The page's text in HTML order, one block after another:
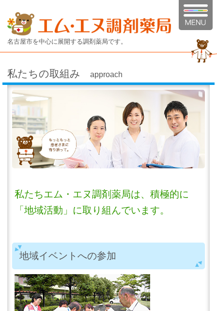
名古屋市を中心に展開する調剤薬局です。
私たちの取組み approach
私たちエム・エヌ調剤薬局は、積極的に
「地域活動」に取り組んでいます。
地域イベントへの参加